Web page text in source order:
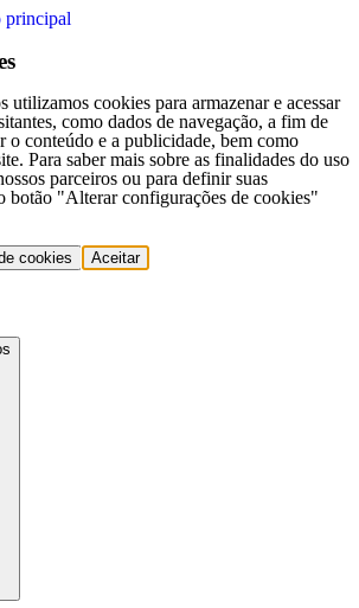
principal
utilizamos cookies para armazenar e acessar
como dados de navegação, a fim de
o conteúdo e a publicidade, bem como
Para saber mais sobre as finalidades do uso
parceiros ou para definir suas
botão "Alterar configurações de cookies"
cookies Aceitar